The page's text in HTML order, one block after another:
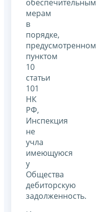
обеспечительным
мерам
в
порядке,
предусмотренном
пунктом
10
статьи
101
НК
РФ,
Инспекция
не
учла
имеющуюся
у
Общества
дебиторскую
задолженность.